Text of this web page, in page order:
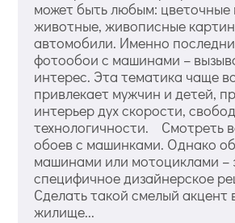
может быть любым: цветочные
животные, живописные
автомобили. Именно
фотообои с машинами –
интерес. Эта тематика чаще
привлекает мужчин и детей,
интерьер дух скорости,
технологичности. Смотреть
обоев с машинками. Однако
машинами или мотоциклами –
специфичное дизайнерское
Сделать такой смелый акцент
жилище...